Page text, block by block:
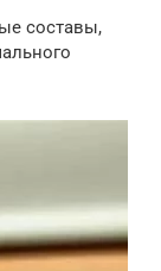
составы,